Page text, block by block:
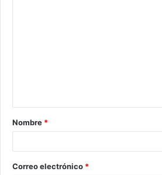
Nombre *
Correo electrónico *